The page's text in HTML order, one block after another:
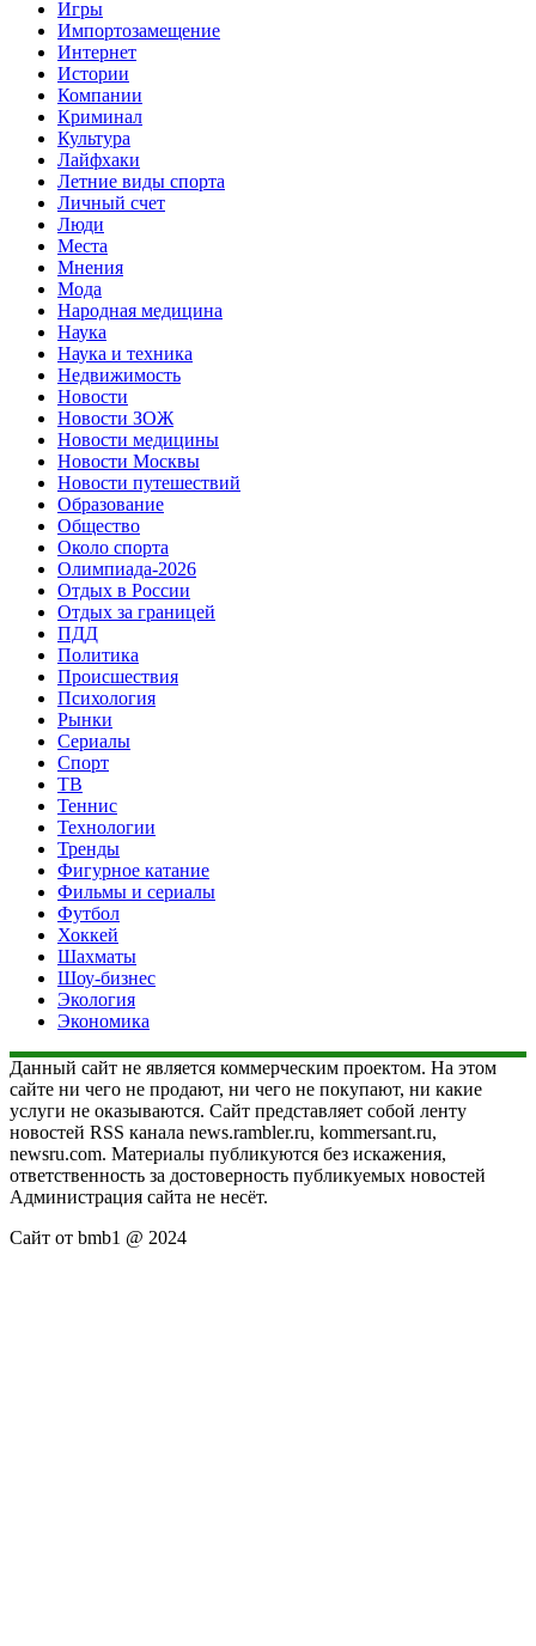
Игры
Импортозамещение
Интернет
Истории
Компании
Криминал
Культура
Лайфхаки
Летние виды спорта
Личный счет
Люди
Места
Мнения
Мода
Народная медицина
Наука
Наука и техника
Недвижимость
Новости
Новости ЗОЖ
Новости медицины
Новости Москвы
Новости путешествий
Образование
Общество
Около спорта
Олимпиада-2026
Отдых в России
Отдых за границей
ПДД
Политика
Происшествия
Психология
Рынки
Сериалы
Спорт
ТВ
Теннис
Технологии
Тренды
Фигурное катание
Фильмы и сериалы
Футбол
Хоккей
Шахматы
Шоу-бизнес
Экология
Экономика
Данный сайт не является коммерческим проектом. На этом
сайте ни чего не продают, ни чего не покупают, ни какие
услуги не оказываются. Сайт представляет собой ленту
новостей RSS канала news.rambler.ru, kommersant.ru,
newsru.com. Материалы публикуются без искажения,
ответственность за достоверность публикуемых новостей
Администрация сайта не несёт.
Сайт от bmb1 @ 2024